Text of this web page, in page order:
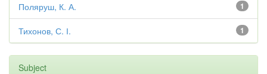
1
Поляруш, К. А.
1
Тихонов, С. І.
Subject